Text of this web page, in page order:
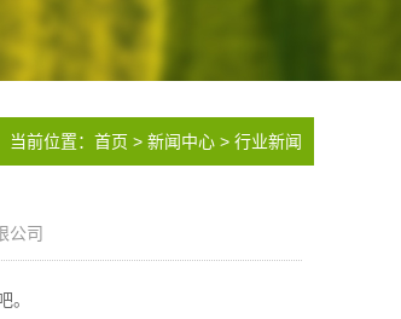
当前位置： 首页 > 新闻中心 > 行业新闻
公司
。